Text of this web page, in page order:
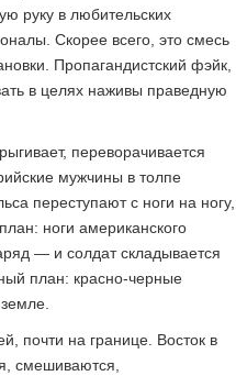
руку в любительских
Скорее всего, это смесь
Пропагандистский фэйк,
в целях наживы праведную
переворачивается
мужчины в толпе
переступают с ноги на ногу,
ноги американского
— и солдат складывается
план: красно-черные
почти на границе. Восток в
смешиваются,